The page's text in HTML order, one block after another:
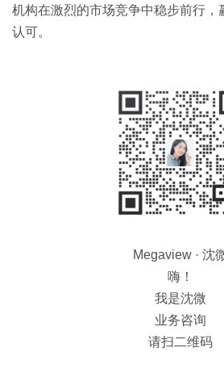
机构在激烈的市场竞争中稳步前行，
认可。
Megaview · 沈
嗨！
我是沈微
业务咨询
请扫二维码